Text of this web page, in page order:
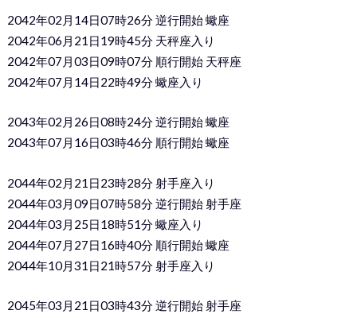
2042年02月14日07時26分 逆行開始 蠍座
2042年06月21日19時45分 天秤座入り
2042年07月03日09時07分 順行開始 天秤座
2042年07月14日22時49分 蠍座入り
2043年02月26日08時24分 逆行開始 蠍座
2043年07月16日03時46分 順行開始 蠍座
2044年02月21日23時28分 射手座入り
2044年03月09日07時58分 逆行開始 射手座
2044年03月25日18時51分 蠍座入り
2044年07月27日16時40分 順行開始 蠍座
2044年10月31日21時57分 射手座入り
2045年03月21日03時43分 逆行開始 射手座